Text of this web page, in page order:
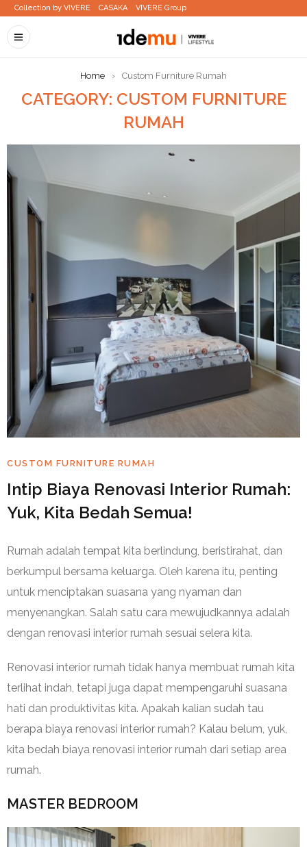
Collection by VIVERE CASAKA VIVERE Group
Home › Custom Furniture Rumah
CATEGORY: CUSTOM FURNITURE
RUMAH
CUSTOM FURNITURE RUMAH
Intip Biaya Renovasi Interior Rumah:
Yuk, Kita Bedah Semua!
Rumah adalah tempat kita berlindung, beristirahat, dan
berkumpul bersama keluarga. Oleh karena itu, penting
untuk menciptakan suasana yang nyaman dan
menyenangkan. Salah satu cara mewujudkannya adalah
dengan renovasi interior rumah sesuai selera kita.
Renovasi interior rumah tidak hanya membuat rumah kita
terlihat indah, tetapi juga dapat mempengaruhi suasana
hati dan produktivitas kita. Apakah kalian sudah tau
berapa biaya renovasi interior rumah? Kalau belum, yuk,
kita bedah biaya renovasi interior rumah dari setiap area
rumah.
MASTER BEDROOM